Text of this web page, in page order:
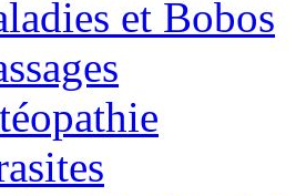
et Bobos